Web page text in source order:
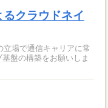
るクラウドネイ
盤の構築をお願いしま